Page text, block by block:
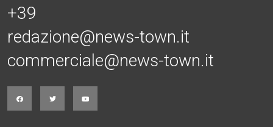
+39
redazione@news-town.it
commerciale@news-town.it